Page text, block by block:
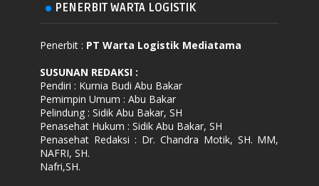
PENERBIT WARTA LOGISTIK
Penerbit : PT Warta Logistik Mediatama
SUSUNAN REDAKSI :
Pendiri : Kurnia Budi Abu Bakar
Pemimpin Umum : Abu Bakar
Pelindung : Sidik Abu Bakar, SH
Penasehat Hukum : Sidik Abu Bakar, SH
Penasehat Redaksi : Dr. Chandra Motik, SH. MM,
NAFRI, SH.
Nafri,SH.